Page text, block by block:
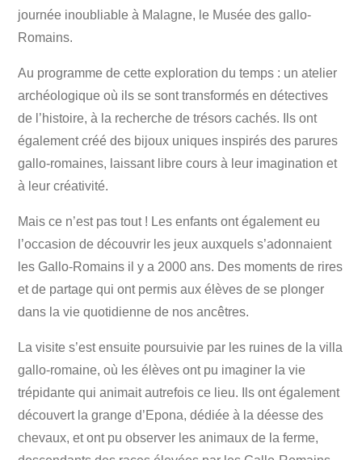
journée inoubliable à Malagne, le Musée des gallo-
Romains.
Au programme de cette exploration du temps : un atelier
archéologique où ils se sont transformés en détectives
de l’histoire, à la recherche de trésors cachés. Ils ont
également créé des bijoux uniques inspirés des parures
gallo-romaines, laissant libre cours à leur imagination et
à leur créativité.
Mais ce n’est pas tout ! Les enfants ont également eu
l’occasion de découvrir les jeux auxquels s’adonnaient
les Gallo-Romains il y a 2000 ans. Des moments de rires
et de partage qui ont permis aux élèves de se plonger
dans la vie quotidienne de nos ancêtres.
La visite s’est ensuite poursuivie par les ruines de la villa
gallo-romaine, où les élèves ont pu imaginer la vie
trépidante qui animait autrefois ce lieu. Ils ont également
découvert la grange d’Epona, dédiée à la déesse des
chevaux, et ont pu observer les animaux de la ferme,